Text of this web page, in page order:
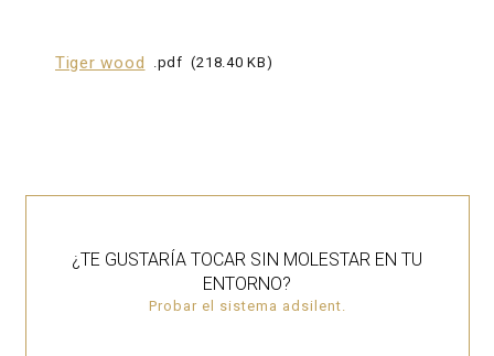
Tiger wood pdf 218.40 KB
¿TE GUSTARÍA TOCAR SIN MOLESTAR EN TU
ENTORNO?
Probar el sistema adsilent.